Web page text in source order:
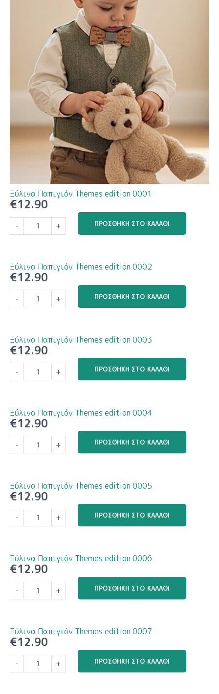
Ξύλινα Παπιγιόν Themes edition 0001
€12.90
-
Ξύλινα
Παπιγιόν
0001
ποσότητα
+ ΠΡΟΣΘΉΚΗ ΣΤΟ ΚΑΛΆΘΙ
Ξύλινα Παπιγιόν Themes edition 0002
€12.90
-
Ξύλινα
Παπιγιόν
0002
ποσότητα
+ ΠΡΟΣΘΉΚΗ ΣΤΟ ΚΑΛΆΘΙ
Ξύλινα Παπιγιόν Themes edition 0003
€12.90
-
Ξύλινα
Παπιγιόν
0003
ποσότητα
+ ΠΡΟΣΘΉΚΗ ΣΤΟ ΚΑΛΆΘΙ
Ξύλινα Παπιγιόν Themes edition 0004
€12.90
-
Ξύλινα
Παπιγιόν
0004
ποσότητα
+ ΠΡΟΣΘΉΚΗ ΣΤΟ ΚΑΛΆΘΙ
Ξύλινα Παπιγιόν Themes edition 0005
€12.90
-
Ξύλινα
Παπιγιόν
0005
ποσότητα
+ ΠΡΟΣΘΉΚΗ ΣΤΟ ΚΑΛΆΘΙ
Ξύλινα Παπιγιόν Themes edition 0006
€12.90
-
Ξύλινα
Παπιγιόν
0006
ποσότητα
+ ΠΡΟΣΘΉΚΗ ΣΤΟ ΚΑΛΆΘΙ
Ξύλινα Παπιγιόν Themes edition 0007
€12.90
-
Ξύλινα
Παπιγιόν
+ ΠΡΟΣΘΉΚΗ ΣΤΟ ΚΑΛΆΘΙ